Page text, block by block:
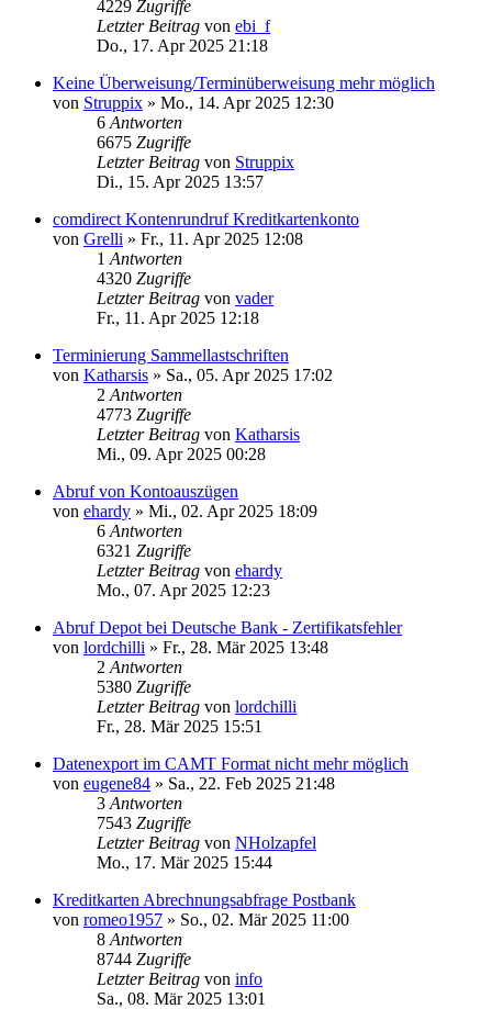
4229 Zugriffe
Letzter Beitrag von ebi_f
Do., 17. Apr 2025 21:18
Keine Überweisung/Terminüberweisung mehr möglich
von Struppix » Mo., 14. Apr 2025 12:30
6 Antworten
6675 Zugriffe
Letzter Beitrag von Struppix
Di., 15. Apr 2025 13:57
comdirect Kontenrundruf Kreditkartenkonto
von Grelli » Fr., 11. Apr 2025 12:08
1 Antworten
4320 Zugriffe
Letzter Beitrag von vader
Fr., 11. Apr 2025 12:18
Terminierung Sammellastschriften
von Katharsis » Sa., 05. Apr 2025 17:02
2 Antworten
4773 Zugriffe
Letzter Beitrag von Katharsis
Mi., 09. Apr 2025 00:28
Abruf von Kontoauszügen
von ehardy » Mi., 02. Apr 2025 18:09
6 Antworten
6321 Zugriffe
Letzter Beitrag von ehardy
Mo., 07. Apr 2025 12:23
Abruf Depot bei Deutsche Bank - Zertifikatsfehler
von lordchilli » Fr., 28. Mär 2025 13:48
2 Antworten
5380 Zugriffe
Letzter Beitrag von lordchilli
Fr., 28. Mär 2025 15:51
Datenexport im CAMT Format nicht mehr möglich
von eugene84 » Sa., 22. Feb 2025 21:48
3 Antworten
7543 Zugriffe
Letzter Beitrag von NHolzapfel
Mo., 17. Mär 2025 15:44
Kreditkarten Abrechnungsabfrage Postbank
von romeo1957 » So., 02. Mär 2025 11:00
8 Antworten
8744 Zugriffe
Letzter Beitrag von info
Sa., 08. Mär 2025 13:01